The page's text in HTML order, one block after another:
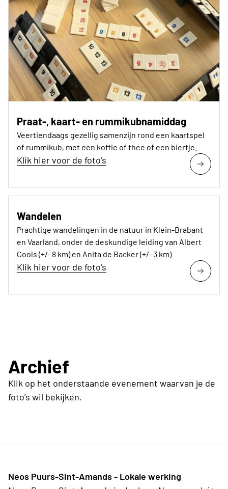
Praat-, kaart- en rummikubnamiddag
Veertiendaags gezellig samenzijn rond een kaartspel
of rummikub, met een koffie of thee of een biertje.
Klik hier voor de foto's
Wandelen
Prachtige wandelingen in de natuur in Klein-Brabant
en Vaarland, onder de deskundige leiding van Albert
Cools (+/- 8 km) en Anita de Backer (+/- 3 km)
Klik hier voor de foto's
Archief
Klik op het onderstaande evenement waarvan je de
foto's wil bekijken.
Neos Puurs-Sint-Amands - Lokale werking